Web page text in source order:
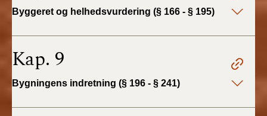
BR18 (1/1-30/6
BR15 (2015-2018)
Tidligere BR (1961-
Byggeret og helhedsvurdering (§ 166 - § 195)
Kap. 9
Bygningens indretning (§ 196 - § 241)